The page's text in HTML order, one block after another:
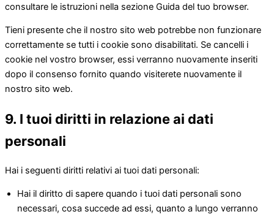
consultare le istruzioni nella sezione Guida del tuo browser.
Tieni presente che il nostro sito web potrebbe non funzionare
correttamente se tutti i cookie sono disabilitati. Se cancelli i
cookie nel vostro browser, essi verranno nuovamente inseriti
dopo il consenso fornito quando visiterete nuovamente il
nostro sito web.
9. I tuoi diritti in relazione ai dati
personali
Hai i seguenti diritti relativi ai tuoi dati personali:
Hai il diritto di sapere quando i tuoi dati personali sono
necessari, cosa succede ad essi, quanto a lungo verranno